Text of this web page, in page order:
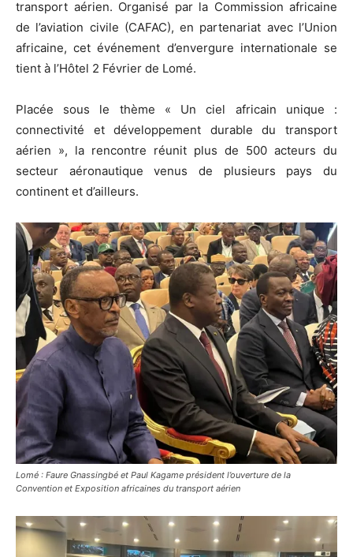
transport aérien. Organisé par la Commission africaine
de l’aviation civile (CAFAC), en partenariat avec l’Union
africaine, cet événement d’envergure internationale se
tient à l’Hôtel 2 Février de Lomé.
Placée sous le thème « Un ciel africain unique :
connectivité et développement durable du transport
aérien », la rencontre réunit plus de 500 acteurs du
secteur aéronautique venus de plusieurs pays du
continent et d’ailleurs.
Lomé : Faure Gnassingbé et Paul Kagame président l’ouverture de la
Convention et Exposition africaines du transport aérien